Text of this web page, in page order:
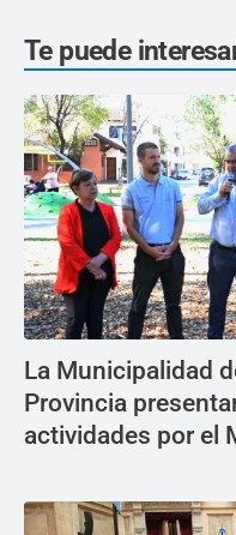
Te puede
La Municipalidad
Provincia
actividades por el